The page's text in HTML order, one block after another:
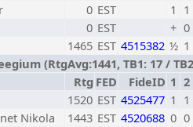
0 EST 1 1
0 EST + 0
1465 EST 4515382 ½ 1
(RtgAvg:1441, TB1: 17 /
Rtg FED FideID 1 2
1520 EST 4525477 1 1
Nikola 1443 EST 4520688 0 0